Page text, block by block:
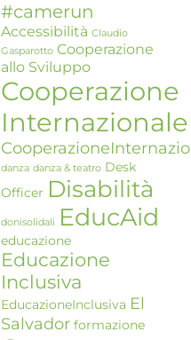
#camerun
Accessibilità Claudio
Gasparotto Cooperazione
allo Sviluppo
Cooperazione
Internazionale
danza danza & teatro Desk
Officer Disabilità
donisolidali EducAid
educazione
Educazione
Inclusiva
EducazioneInclusiva El
Salvador formazione